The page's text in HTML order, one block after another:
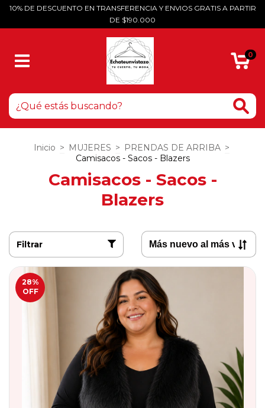
10% DE DESCUENTO EN TRANSFERENCIA Y ENVIOS GRATIS A PARTIR
DE $190.000
0
Inicio > MUJERES > PRENDAS DE ARRIBA >
Camisacos - Sacos - Blazers
Camisacos - Sacos -
Blazers
Filtrar
28%
OFF